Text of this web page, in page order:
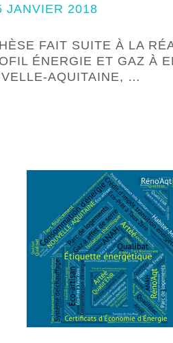
JANVIER 2018
FAIT SUITE À LA
ÉNERGIE ET GAZ À
AQUITAINE, …